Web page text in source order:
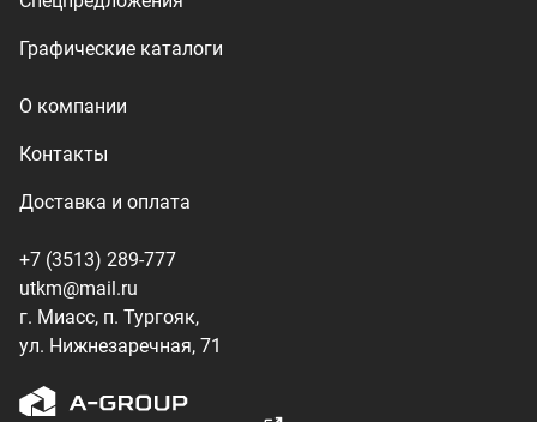
Производство спецтехники
ООО «УралТехКом», 2026
Разработка — ALGUS